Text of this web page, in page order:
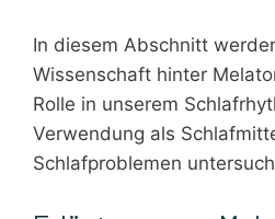
In diesem Abschnitt
Wissenschaft hinter
Rolle in unserem
Verwendung als
Schlafproblemen